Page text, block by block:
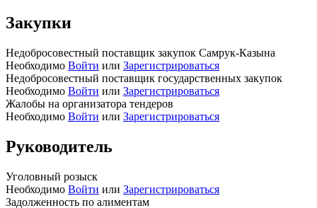
Закупки
Недобросовестный поставщик закупок Самрук-Казына
Необходимо Войти или Зарегистрироваться
Недобросовестный поставщик государственных закупок
Необходимо Войти или Зарегистрироваться
Жалобы на организатора тендеров
Необходимо Войти или Зарегистрироваться
Руководитель
Уголовный розыск
Необходимо Войти или Зарегистрироваться
Задолженность по алиментам